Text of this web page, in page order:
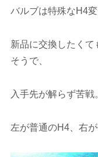
バルブは特殊なH4変
新品に交換したくて
そうで、
入手先が解らず苦戦
左が普通のH4、右